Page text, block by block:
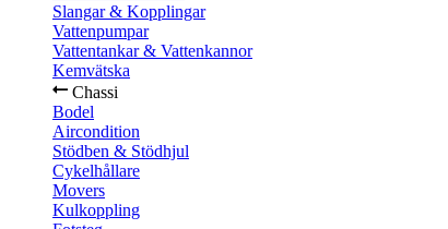
Slangar & Kopplingar
Vattenpumpar
Vattentankar & Vattenkannor
Kemvätska
Chassi
Bodel
Aircondition
Stödben & Stödhjul
Cykelhållare
Movers
Kulkoppling